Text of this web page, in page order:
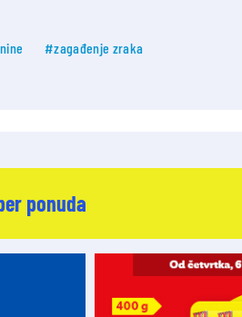
#zagađenje zraka
ponuda